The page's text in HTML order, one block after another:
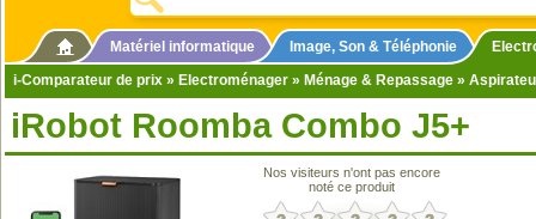
Matériel informatique Image, Son & Téléphonie
i-Comparateur de prix » Electroménager » Ménage & Repassage »
iRobot Roomba Combo J5+
Nos visiteurs n'ont pas encore
noté ce produit